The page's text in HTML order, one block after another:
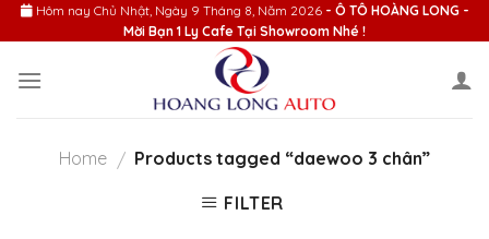
Skip
to
Hôm nay Chủ Nhật, Ngày 9 Tháng 8, Năm 2026 - Ô TÔ HOÀNG LONG -
Mời Bạn 1 Ly Cafe Tại Showroom Nhé !
Home / Products tagged “daewoo 3 chân”
FILTER